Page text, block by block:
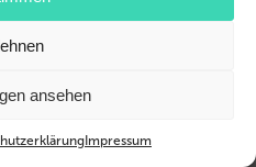
ansehen
Impressum